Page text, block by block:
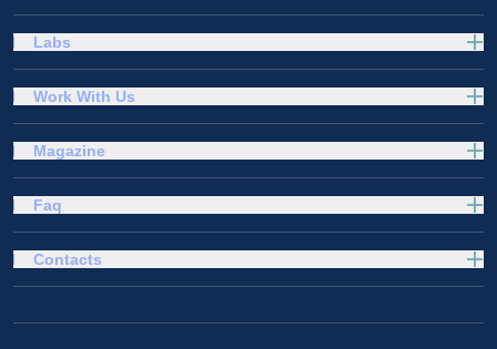
Labs
Work With Us
Magazine
Faq
Contacts